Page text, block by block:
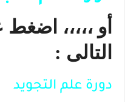
أو ،،،،،
التالى :
دورة علم التجويد